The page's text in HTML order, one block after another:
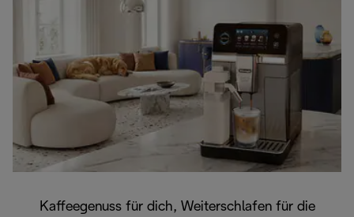
Kaffeegenuss für dich, Weiterschlafen für die